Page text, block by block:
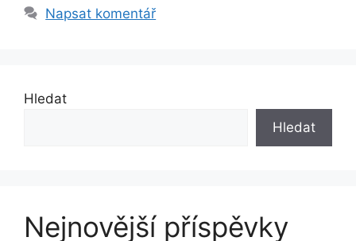
Napsat komentář
Hledat
Hledat
Nejnovější příspěvky